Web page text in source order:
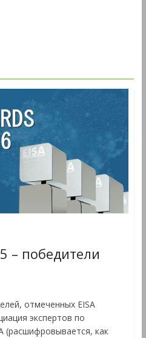
– победители
отмеченных EISA
экспертов по
(расшифровывается, как